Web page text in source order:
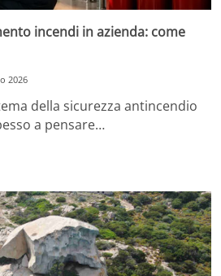
incendi in azienda: come
2026
della sicurezza antincendio
a pensare…